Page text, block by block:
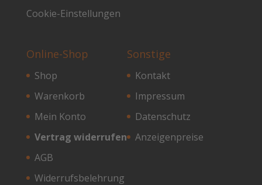
Cookie-Einstellungen
Online-Shop
Shop
Warenkorb
Mein Konto
Vertrag widerrufen
AGB
Widerrufsbelehrung
Sonstige
Kontakt
Impressum
Datenschutz
Anzeigenpreise